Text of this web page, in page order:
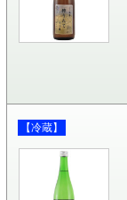
【冷蔵】